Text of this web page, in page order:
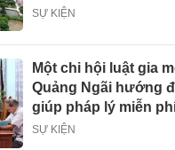
SỰ KIỆN
Một chi hội luật gia
Quảng Ngãi hướng
giúp pháp lý miễn
SỰ KIỆN